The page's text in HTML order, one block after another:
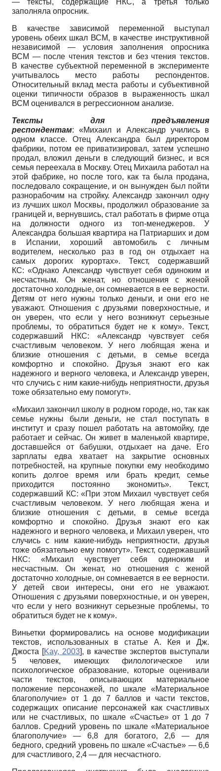
— тексты, содержащие НКС, а третья только
заполняла опросник.
В качестве зависимой переменной выступал
уровень обеих шкал ВСМ, в качестве инструктивной
независимой — условия заполнения опросника
ВСМ — после чтения текстов и без чтения текстов.
В качестве субъектной переменной в эксперименте
учитывалось место работы респондентов.
Относительный вклад места работы и субъективной
оценки типичности образов в выраженность шкал
ВСМ оценивался в регрессионном анализе.
Тексты для предъявления
респондентам: «Михаил и Александр учились в
одном классе. Отец Александра был директором
фабрики, потом ее приватизировал, затем успешно
продал, вложил деньги в следующий бизнес, и вся
семья переехала в Москву. Отец Михаила работал на
этой фабрике, но после того, как та была продана,
последовало сокращение, и он вынужден был пойти
разнорабочим на стройку. Александр закончил одну
из лучших школ Москвы, продолжил образование за
границей и, вернувшись, стал работать в фирме отца
на должности одного из топ-менеджеров. У
Александра большая квартира на Патриарших и дом
в Испании, хороший автомобиль с личным
водителем, несколько раз в год он отдыхает на
самых дорогих курортах». Текст, содержавший
КС: «Однако Александр чувствует себя одиноким и
несчастным. Он женат, но отношения с женой
достаточно холодные, он сомневается в ее верности.
Детям от него нужны только деньги, и они его не
уважают. Отношения с друзьями поверхностные, и
он уверен, что если у него возникнут серьезные
проблемы, то обратиться будет не к кому». Текст,
содержавший НКС: «Александр чувствует себя
счастливым человеком. У него любящая жена и
близкие отношения с детьми, в семье всегда
комфортно и спокойно. Друзья знают его как
надежного и верного человека, и Александр уверен,
что случись с ним какие-нибудь неприятности, друзья
тоже обязательно ему помогут».
«Михаил закончил школу в родном городе, но, так как
семье нужны были деньги, не стал поступать в
институт и сразу пошел работать на автомойку, где
работает и сейчас. Он живет в маленькой квартире,
доставшейся от бабушки, отдыхает на даче. Его
зарплаты едва хватает на закрытие основных
потребностей, на крупные покупки ему необходимо
копить долгое время или брать кредит, семье
приходится постоянно экономить». Текст,
содержавший КС: «При этом Михаил чувствует себя
счастливым человеком. У него любящая жена и
близкие отношения с детьми, в семье всегда
комфортно и спокойно. Друзья знают его как
надежного и верного человека, и Михаил уверен, что
случись с ним какие-нибудь неприятности, друзья
тоже обязательно ему помогут». Текст, содержавший
НКС: «Михаил чувствует себя одиноким и
несчастным. Он женат, но отношения с женой
достаточно холодные, он сомневается в ее верности.
У детей свои интересы, они его не уважают.
Отношения с друзьями поверхностные, и он уверен,
что если у него возникнут серьезные проблемы, то
обратиться будет не к кому».
Виньетки формировались на основе модификации
текстов, использованных в статье А. Кея и Дж.
Джоста [Kay, 2003], в качестве экспертов выступали
5 человек, имеющих филологическое или
психологическое образование, которые оценивали
части текстов, описывающих материальное
положение персонажей, по шкале «Материальное
благополучие» от 1 до 7 баллов и части текстов,
содержащих описание персонажей как счастливых
или не счастливых, по шкале «Счастье» от 1 до 7
баллов. Средний уровень по шкале «Материальное
благополучие» — 6,8 для богатого, 2,6 — для
бедного, средний уровень по шкале «Счастье» — 6,6
для счастливого, 2,4 — для несчастного.